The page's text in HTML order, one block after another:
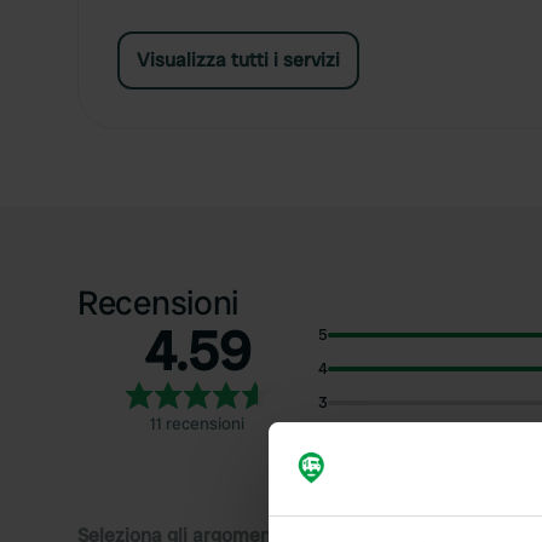
Visualizza tutti i servizi
Recensioni
4.59
11 recensioni
5
4
3
1
Seleziona gli argomenti di cui desideri leggere le